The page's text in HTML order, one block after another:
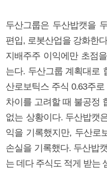
두산그룹은 두산밥캣을
편입, 로봇산업을 강화한
지배주주 이익에만 초점
는다. 두산그룹 계획대로
산로보틱스 주식 0.63주
차이를 고려할 때 불공정
없는 상황이다. 두산밥캣
익을 기록했지만, 두산로
손실을 기록했다. 두산밥
는 데다 주식도 적게 받는